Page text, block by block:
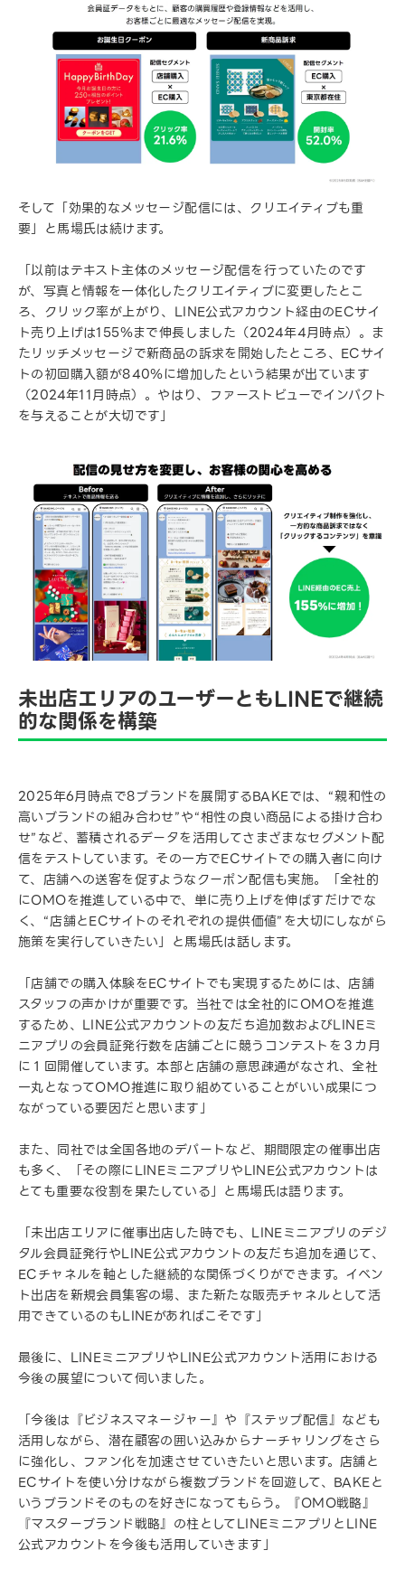
そして「効果的なメッセージ配信には、クリエイティブも重
要」と馬場氏は続けます。
「以前はテキスト主体のメッセージ配信を行っていたのです
が、写真と情報を一体化したクリエイティブに変更したとこ
ろ、クリック率が上がり、LINE公式アカウント経由のECサイ
ト売り上げは155％まで伸長しました（2024年4月時点）。ま
たリッチメッセージで新商品の訴求を開始したところ、ECサイ
トの初回購入額が840％に増加したという結果が出ています
（2024年11月時点）。やはり、ファーストビューでインパクト
を与えることが大切です」
未出店エリアのユーザーともLINEで継続
的な関係を構築
2025年6月時点で8ブランドを展開するBAKEでは、“親和性の
高いブランドの組み合わせ”や“相性の良い商品による掛け合わ
せ”など、蓄積されるデータを活用してさまざまなセグメント配
信をテストしています。その一方でECサイトでの購入者に向け
て、店舗への送客を促すようなクーポン配信も実施。「全社的
にOMOを推進している中で、単に売り上げを伸ばすだけでな
く、“店舗とECサイトのそれぞれの提供価値”を大切にしながら
施策を実行していきたい」と馬場氏は話します。
「店舗での購入体験をECサイトでも実現するためには、店舗
スタッフの声かけが重要です。当社では全社的にOMOを推進
するため、LINE公式アカウントの友だち追加数およびLINEミ
ニアプリの会員証発行数を店舗ごとに競うコンテストを３カ月
に１回開催しています。本部と店舗の意思疎通がなされ、全社
一丸となってOMO推進に取り組めていることがいい成果につ
ながっている要因だと思います」
また、同社では全国各地のデパートなど、期間限定の催事出店
も多く、「その際にLINEミニアプリやLINE公式アカウントは
とても重要な役割を果たしている」と馬場氏は語ります。
「未出店エリアに催事出店した時でも、LINEミニアプリのデジ
タル会員証発行やLINE公式アカウントの友だち追加を通じて、
ECチャネルを軸とした継続的な関係づくりができます。イベン
ト出店を新規会員集客の場、また新たな販売チャネルとして活
用できているのもLINEがあればこそです」
最後に、LINEミニアプリやLINE公式アカウント活用における
今後の展望について伺いました。
「今後は『ビジネスマネージャー』や『ステップ配信』なども
活用しながら、潜在顧客の囲い込みからナーチャリングをさら
に強化し、ファン化を加速させていきたいと思います。店舗と
ECサイトを使い分けながら複数ブランドを回遊して、BAKEと
いうブランドそのものを好きになってもらう。『OMO戦略』
『マスターブランド戦略』の柱としてLINEミニアプリとLINE
公式アカウントを今後も活用していきます」